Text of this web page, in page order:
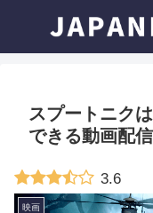
スプートニク
できる動画配
3.6
映画